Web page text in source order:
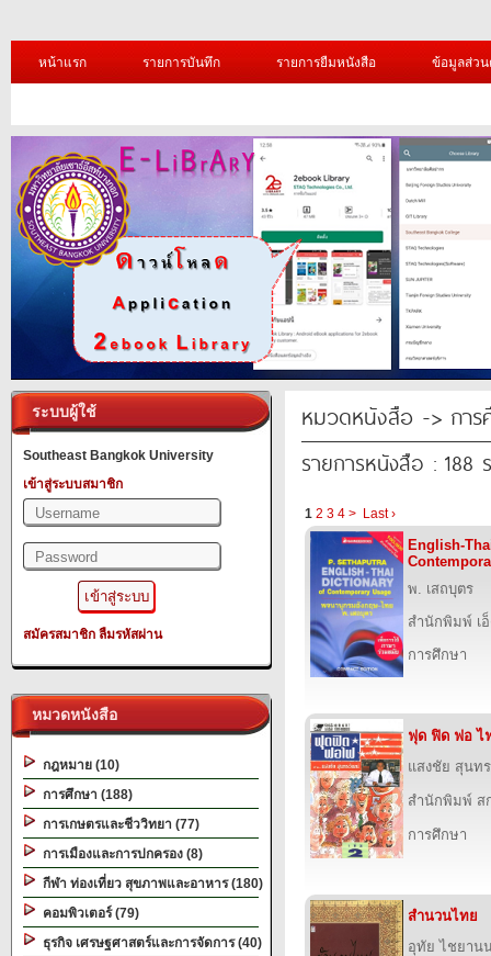
หน้าแรก รายการบันทึก รายการยืมหนังสือ ข้อมูลส่ว
ระบบผู้ใช้
Southeast Bangkok University
เข้าสู่ระบบสมาชิก
สมัครสมาชิก ลืมรหัสผ่าน
หมวดหนังสือ
กฎหมาย (10)
การศึกษา (188)
การเกษตรและชีววิทยา (77)
การเมืองและการปกครอง (8)
กีฬา ท่องเที่ยว สุขภาพและอาหาร (180)
คอมพิวเตอร์ (79)
ธุรกิจ เศรษฐศาสตร์และการจัดการ (40)
หมวดหนังสือ -> การ
รายการหนังสือ : 188
1 2 3 4 > Last ›
English-
พ. เสถบุตร
สำนักพิมพ์ เอ็
การศึกษา
ฟุด ฟิด ฟอ ไ
แสงชัย สุนท
สำนักพิมพ์ ส
การศึกษา
สำนวนไทย
อุทัย ไชยาน